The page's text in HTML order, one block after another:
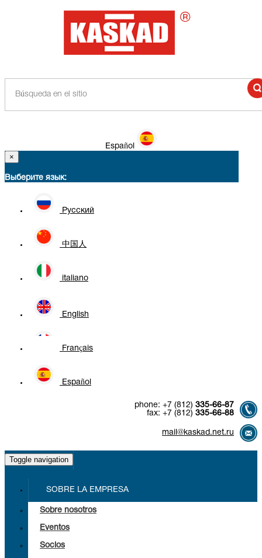
Español
×
Выберите язык:
Русский
中国人
italiano
English
Français
Español
phone: +7 (812) 335-66-87
fax: +7 (812) 335-66-88
mail@kaskad.net.ru
Toggle navigation
SOBRE LA EMPRESA
Sobre nosotros
Eventos
Socios